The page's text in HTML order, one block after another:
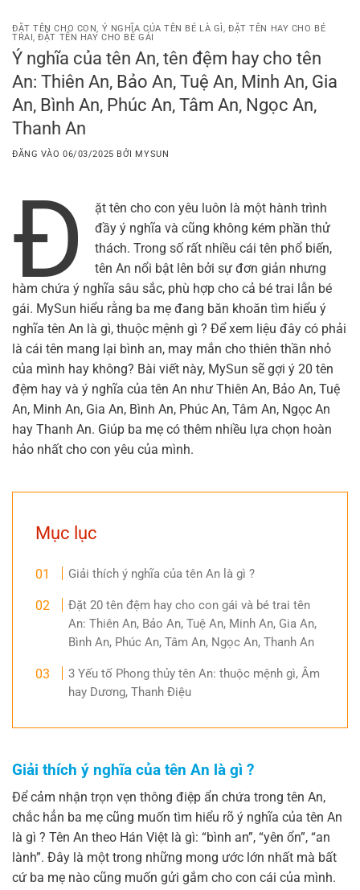
qua
nội
dung
ĐẶT TÊN CHO CON, Ý NGHĨA CỦA TÊN BÉ LÀ GÌ,ĐẶT TÊN HAY CHO BÉ
TRAI,ĐẶT TÊN HAY CHO BÉ GÁI
Ý nghĩa của tên An, tên đệm hay cho tên
An: Thiên An, Bảo An, Tuệ An, Minh An, Gia
An, Bình An, Phúc An, Tâm An, Ngọc An,
Thanh An
ĐĂNG VÀO06/03/2025 BỞI MYSUN
Đ
ặt tên cho con yêu luôn là một hành trình
đầy ý nghĩa và cũng không kém phần thử
thách. Trong số rất nhiều cái tên phổ biến,
tên An nổi bật lên bởi sự đơn giản nhưng
hàm chứa ý nghĩa sâu sắc, phù hợp cho cả bé trai lẫn bé
gái. MySun hiểu rằng ba mẹ đang băn khoăn tìm hiểu ý
nghĩa tên An là gì, thuộc mệnh gì ? Để xem liệu đây có phải
là cái tên mang lại bình an, may mắn cho thiên thần nhỏ
của mình hay không? Bài viết này, MySun sẽ gợi ý 20 tên
đệm hay và ý nghĩa của tên An như Thiên An, Bảo An, Tuệ
An, Minh An, Gia An, Bình An, Phúc An, Tâm An, Ngọc An
hay Thanh An. Giúp ba mẹ có thêm nhiều lựa chọn hoàn
hảo nhất cho con yêu của mình.
Mục lục
Giải thích ý nghĩa của tên An là gì ?
Đặt 20 tên đệm hay cho con gái và bé trai tên
An: Thiên An, Bảo An, Tuệ An, Minh An, Gia An,
Bình An, Phúc An, Tâm An, Ngọc An, Thanh An
3 Yếu tố Phong thủy tên An: thuộc mệnh gì, Âm
hay Dương, Thanh Điệu
Giải thích ý nghĩa của tên An là gì ?
Để cảm nhận trọn vẹn thông điệp ẩn chứa trong tên An,
chắc hẳn ba mẹ cũng muốn tìm hiểu rõ ý nghĩa của tên An
là gì ? Tên An theo Hán Việt là gì: “bình an”, “yên ổn”, “an
lành”. Đây là một trong những mong ước lớn nhất mà bất
cứ ba mẹ nào cũng muốn gửi gắm cho con cái của mình.